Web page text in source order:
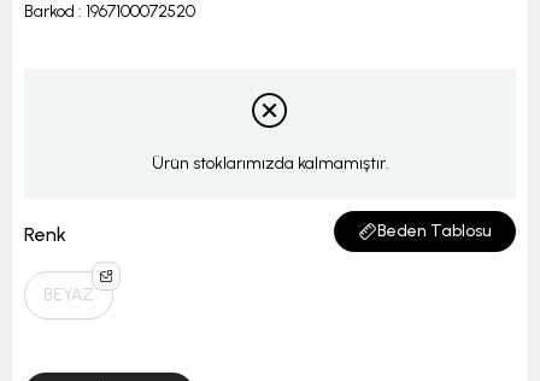
Barkod : 1967100072520
Ürün stoklarımızda kalmamıştır.
Renk Beden Tablosu
BEYAZ